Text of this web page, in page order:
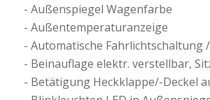
Außenspiegel Wagenfarbe
Außentemperaturanzeige
Automatische Fahrlichtschaltung
Beinauflage elektr. verstellbar,
Betätigung Heckklappe/-Deckel